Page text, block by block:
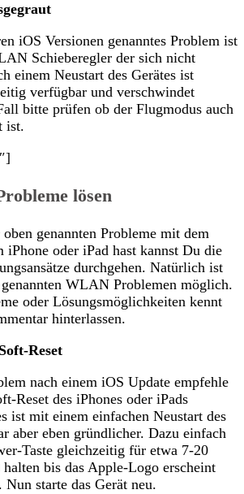
iOS Versionen genanntes Problem ist
Schieberegler der sich nicht
einem Neustart des Gerätes ist
verfügbar und verschwindet
bitte prüfen ob der Flugmodus auch
ist.
lösen
genannten Probleme mit dem
oder iPad hast kannst Du die
durchgehen. Natürlich ist
WLAN Problemen möglich.
oder Lösungsmöglichkeiten kennt
hinterlassen.
Reset
nach einem iOS Update empfehle
Reset des iPhones oder iPads
ist mit einem einfachen Neustart des
aber eben gründlicher. Dazu einfach
Taste gleichzeitig für etwa 7-20
halten bis das Apple-Logo erscheint
Nun starte das Gerät neu.